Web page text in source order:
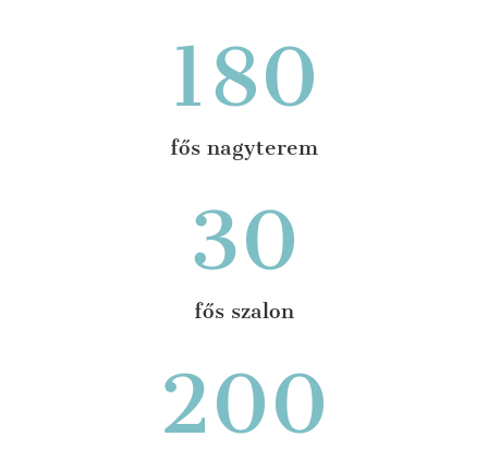
180
fős nagyterem
30
fős szalon
200